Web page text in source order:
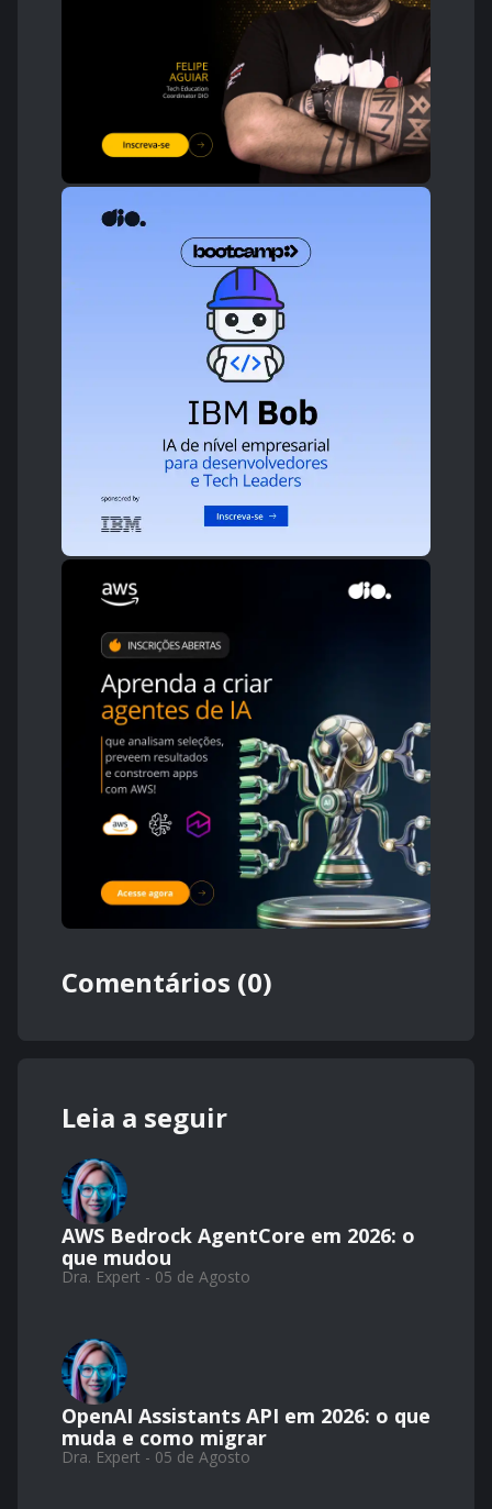
Comentários (0)
Leia a seguir
AWS Bedrock AgentCore em 2026: o
que mudou
Dra. Expert - 05 de Agosto
OpenAI Assistants API em 2026: o que
muda e como migrar
Dra. Expert - 05 de Agosto